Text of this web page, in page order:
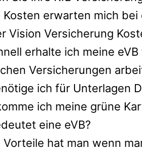
Kosten erwarten mich
Vision Versicherung
erhalte ich meine eVB
Versicherungen
ich für Unterlagen
ich meine grüne
eine eVB?
Vorteile hat man wenn